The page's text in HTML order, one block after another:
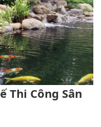
Thi Công Sân